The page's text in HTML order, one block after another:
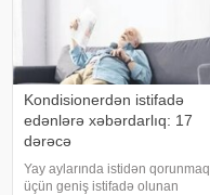
Kondisionerdən istifadə
edənlərə xəbərdarlıq: 17
dərəcə
Yay aylarında istidən qorunmaq
üçün geniş istifadə olunan